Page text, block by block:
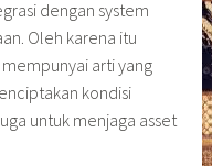
dengan system
Oleh karena itu
arti yang
kondisi
untuk menjaga asset